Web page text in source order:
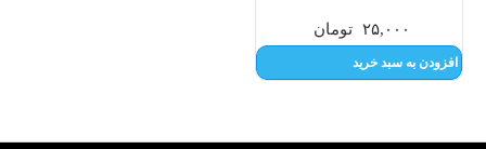
تومان ۲۵,۰۰۰
افزودن به سبد خرید